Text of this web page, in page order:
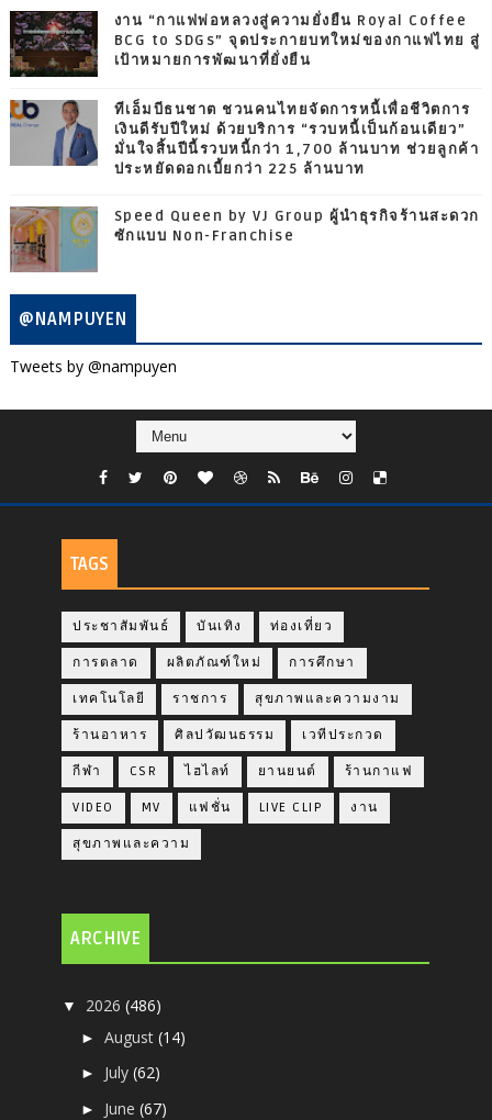
งาน “กาแฟพ่อหลวงสู่ความยั่งยืน Royal Coffee
BCG to SDGs” จุดประกายบทใหม่ของกาแฟไทย สู่
เป้าหมายการพัฒนาที่ยั่งยืน
ทีเอ็มบีธนชาต ชวนคนไทยจัดการหนี้เพื่อชีวิตการ
เงินดีรับปีใหม่ ด้วยบริการ “รวบหนี้เป็นก้อนเดียว”
มั่นใจสิ้นปีนี้รวบหนี้กว่า 1,700 ล้านบาท ช่วยลูกค้า
ประหยัดดอกเบี้ยกว่า 225 ล้านบาท
Speed Queen by VJ Group ผู้นำธุรกิจร้านสะดวก
ซักแบบ Non-Franchise
@NAMPUYEN
Tweets by @nampuyen
TAGS
ประชาสัมพันธ์ บันเทิง ท่องเที่ยว
การตลาด ผลิตภัณฑ์ใหม่ การศึกษา
เทคโนโลยี ราชการ สุขภาพและความงาม
ร้านอาหาร ศิลปวัฒนธรรม เวทีประกวด
กีฬา CSR ไฮไลท์ ยานยนต์ ร้านกาแฟ
VIDEO MV แฟชั่น LIVE CLIP งาน
สุขภาพและความ
ARCHIVE
▼ 2026(486)
►August(14)
► July(62)
► June(67)